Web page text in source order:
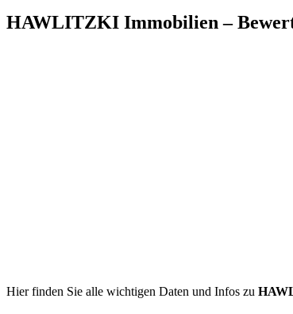
HAWLITZKI Immobilien –
Hier finden Sie alle wichtigen Daten und Infos zu